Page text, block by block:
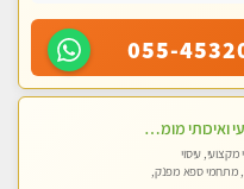
055-
לעיסוי מקצועי ואיכותי מומלץ מאוד!! ממתינה לך שתגיע לנהריה מעסה פרטית
מקצועי, עיסוי
מתחמי ספא מפנק,